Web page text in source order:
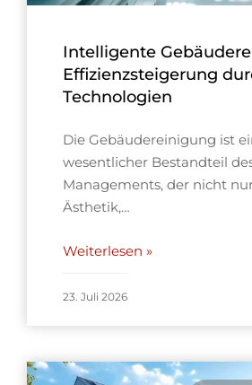
Intelligente
Effizienzsteigerung
Technologien
Die Gebäudereinigung ist
wesentlicher Bestandteil
Managements, der nicht
Ästhetik,…
Weiterlesen »
23. Juli 2026